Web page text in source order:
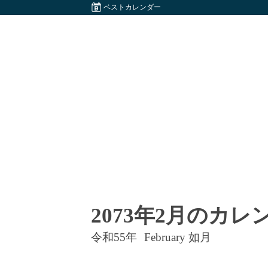
ベストカレンダー
2073年2月のカレ
令和55年 February 如月